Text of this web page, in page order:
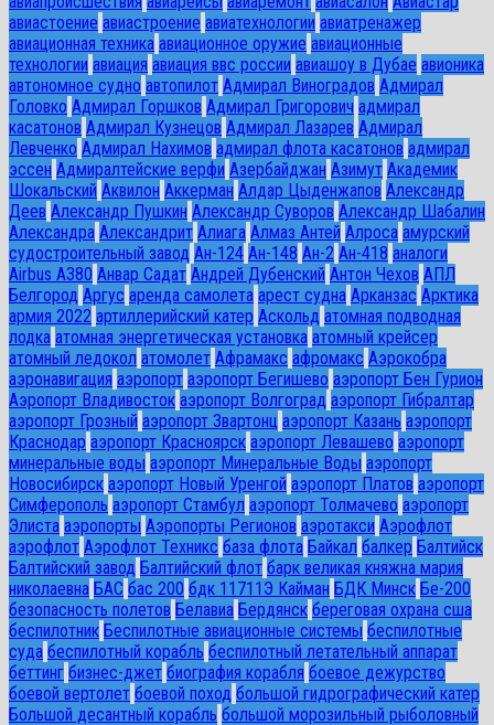
авиастоение авиастроение авиатехнологии авиатренажер
авиационная техника авиационное оружие авиационные
технологии авиация авиация ввс россии авиашоу в Дубае авионика
автономное судно автопилот Адмирал Виноградов Адмирал
Головко Адмирал Горшков Адмирал Григорович адмирал
касатонов Адмирал Кузнецов Адмирал Лазарев Адмирал
Левченко Адмирал Нахимов адмирал флота касатонов адмирал
эссен Адмиралтейские верфи Азербайджан Азимут Академик
Шокальский Аквилон Аккерман Алдар Цыденжапов Александр
Деев Александр Пушкин Александр Суворов Александр Шабалин
Александра Александрит Алиага Алмаз Антей Алроса амурский
судостроительный завод Ан-124 Ан-148 Ан-2 Ан-418 аналоги
Airbus A380 Анвар Садат Андрей Дубенский Антон Чехов АПЛ
Белгород Аргус аренда самолета арест судна Арканзас Арктика
армия 2022 артиллерийский катер Аскольд атомная подводная
лодка атомная энергетическая установка атомный крейсер
атомный ледокол атомолет Афрамакс афромакс Аэрокобра
аэронавигация аэропорт аэропорт Бегишево аэропорт Бен Гурион
Аэропорт Владивосток аэропорт Волгоград аэропорт Гибралтар
аэропорт Грозный аэропорт Звартонц аэропорт Казань аэропорт
Краснодар аэропорт Красноярск аэропорт Левашево аэропорт
минеральные воды аэропорт Минеральные Воды аэропорт
Новосибирск аэропорт Новый Уренгой аэропорт Платов аэропорт
Симферополь аэропорт Стамбул аэропорт Толмачево аэропорт
Элиста аэропорты Аэропорты Регионов аэротакси Аэрофлот
аэрофлот Аэрофлот Техникс база флота Байкал балкер Балтийск
Балтийский завод Балтийский флот барк великая княжна мария
николаевна БАС бас 200 бдк 11711Э Кайман БДК Минск Бе-200
безопасность полетов Белавиа Бердянск береговая охрана сша
беспилотник Беспилотные авиационные системы беспилотные
суда беспилотный корабль беспилотный летательный аппарат
беттинг бизнес-джет биография корабля боевое дежурство
боевой вертолет боевой поход большой гидрографический катер
Большой десантный корабль большой морозильный рыболовный